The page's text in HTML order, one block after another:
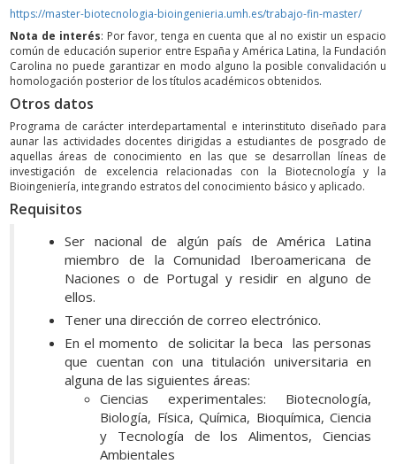
https://master-biotecnologia-bioingenieria.umh.es/trabajo-fin-master/
Nota de interés: Por favor, tenga en cuenta que al no existir un espacio
común de educación superior entre España y América Latina, la Fundación
Carolina no puede garantizar en modo alguno la posible convalidación u
homologación posterior de los títulos académicos obtenidos.
Otros datos
Programa de carácter interdepartamental e interinstituto diseñado para
aunar las actividades docentes dirigidas a estudiantes de posgrado de
aquellas áreas de conocimiento en las que se desarrollan líneas de
investigación de excelencia relacionadas con la Biotecnología y la
Bioingeniería, integrando estratos del conocimiento básico y aplicado.
Requisitos
Ser nacional de algún país de América Latina
miembro de la Comunidad Iberoamericana de
Naciones o de Portugal y residir en alguno de
ellos.
Tener una dirección de correo electrónico.
En el momento de solicitar la beca las personas
que cuentan con una titulación universitaria en
alguna de las siguientes áreas:
Ciencias experimentales: Biotecnología,
Biología, Física, Química, Bioquímica, Ciencia
y Tecnología de los Alimentos, Ciencias
Ambientales